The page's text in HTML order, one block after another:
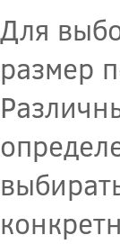
Для
размер